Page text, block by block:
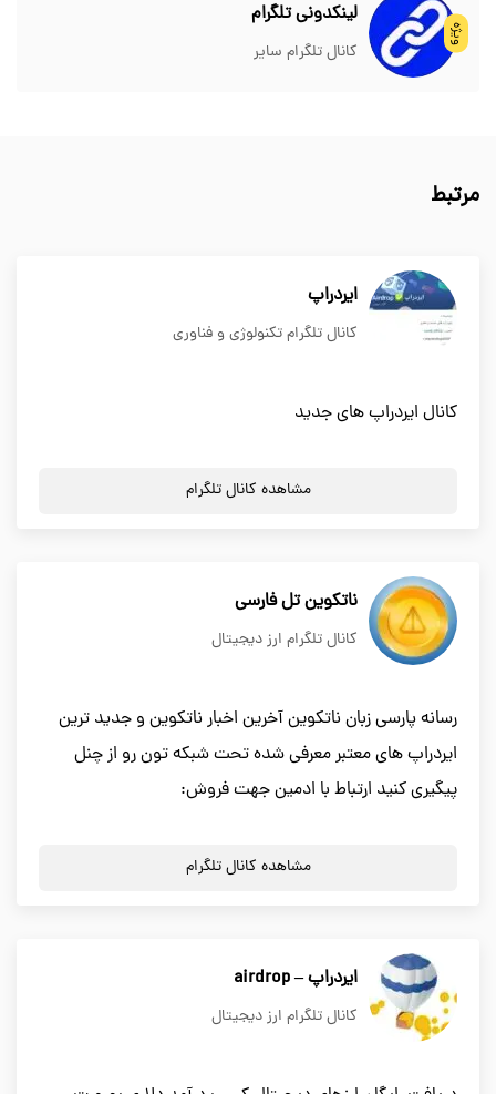
ویژه
لینکدونی تلگرام
کانال تلگرام سایر
مرتبط
ایردراپ
کانال تلگرام تکنولوژی و فناوری
کانال ایردراپ های جدید
مشاهده کانال تلگرام
ناتکوین تل فارسی
کانال تلگرام ارز دیجیتال
رسانه پارسی زبان ناتکوین آخرین اخبار ناتکوین و جدید ترین
ایردراپ های معتبر معرفی شده تحت شبکه تون رو از چنل
پیگیری کنید ارتباط با ادمین جهت فروش:
مشاهده کانال تلگرام
ایردراپ – airdrop
کانال تلگرام ارز دیجیتال